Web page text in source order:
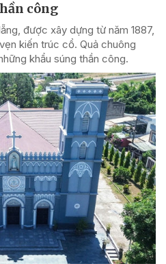
công
được xây dựng từ năm 1887,
kiến trúc cổ. Quả chuông
khẩu súng thần công.